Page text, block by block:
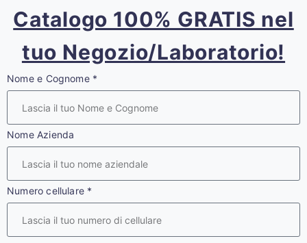
Catalogo 100% GRATIS nel
tuo Negozio/Laboratorio!
Nome e Cognome *
Nome Azienda
Numero cellulare *